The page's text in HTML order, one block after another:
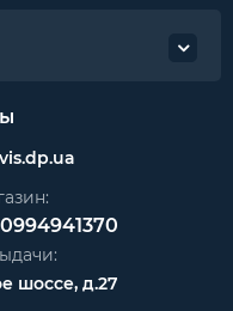
шоссе, д.27